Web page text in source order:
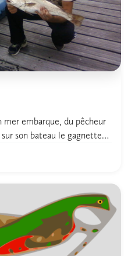
embarque, du pêcheur
son bateau le gagnette